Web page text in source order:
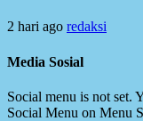
2 hari ago redaksi
Media Sosial
Social menu is not set.
Social Menu on Menu